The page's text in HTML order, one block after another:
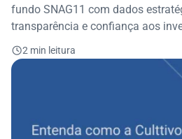
fundo SNAG11 com dados
transparência e confiança aos
agronegócio.
2 min leitura